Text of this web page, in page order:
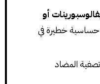
أو
خطيرة في
المضاد